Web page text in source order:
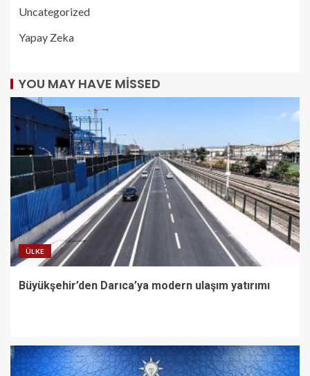
Uncategorized
Yapay Zeka
YOU MAY HAVE MISSED
ÜLKE
Büyükşehir’den Darıca’ya modern ulaşım yatırımı